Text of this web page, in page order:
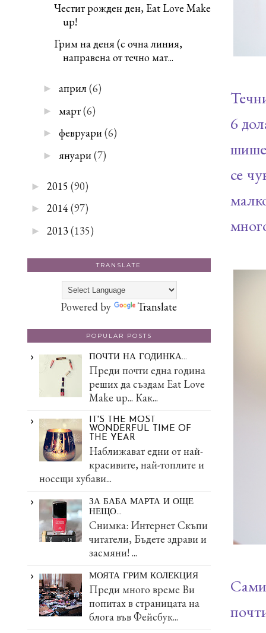
6
се
Честит рожден ден, Eat Love Make
up!
Грим на деня (с очна линия,
направена от течно мат...
► април(6)
► март(6)
► февруари(6)
► януари (7)
► 2015 (90)
► 2014 (97)
► 2013(135)
TRANSLATE
Powered by Translate
POPULAR POSTS
ПОЧТИ НА ГОДИНКА...
Преди почти една година
реших да създам Eat Love
Make up... Как...
IT'S THE MOST
WONDERFUL TIME OF
THE YEAR
Наближават едни от най-
красивите, най-топлите и
носещи хубави...
ЗА БАБА МАРТА И ОЩЕ
НЕЩО...
Снимка: Интернет Скъпи
читатели, Бъдете здрави и
засмяни! ...
МОЯТА ГРИМ КОЛЕКЦИЯ
Преди много време Ви
попитах в страницата на
блога във Фейсбук...